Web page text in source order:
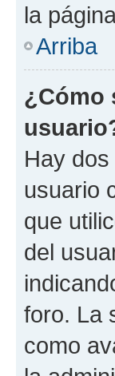
la
Arriba
¿Cómo
Hay
usuario
que
del
foro. La
como